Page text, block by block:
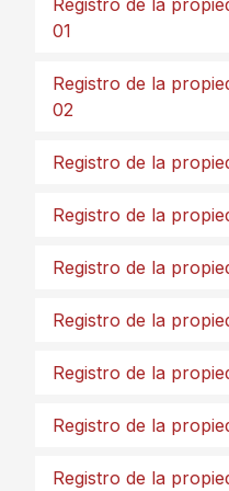
Registro de la
01
Registro de la
02
Registro de la
Registro de la
Registro de la
Registro de la
Registro de la
Registro de la
Registro de la